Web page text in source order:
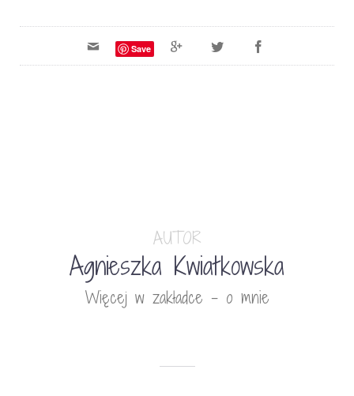
Save
AUTOR
Agnieszka Kwiatkowska
Więcej w zakładce - o mnie